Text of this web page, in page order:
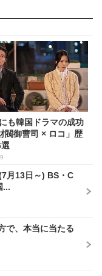
も韓国ドラマの成功
閥御曹司 × ロコ」歴
月13日～) BS・C
...
で、本当に当たる